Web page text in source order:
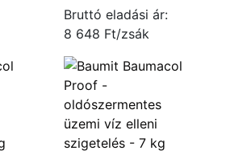
Bruttó eladási ár:
8 648 Ft/zsák